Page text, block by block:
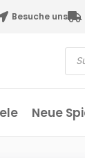
Besuche uns
Neue